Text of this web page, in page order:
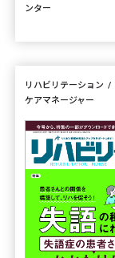
ンター
リハビリテーション
ケアマネージャー